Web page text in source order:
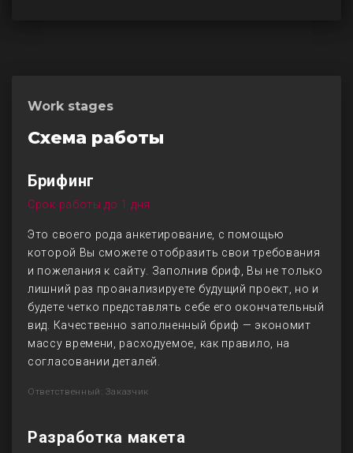
Work stages
Схема работы
Брифинг
Срок работы до 1 дня
Это своего рода анкетирование, с помощью
которой Вы сможете отобразить свои требования
и пожелания к сайту. Заполнив бриф, Вы не только
лишний раз проанализируете будущий проект, но и
будете четко представлять себе его окончательный
вид. Качественно заполненный бриф — экономит
массу времени, расходуемое, как правило, на
согласовании деталей.
Ответственный: Заказчик
Разработка макета